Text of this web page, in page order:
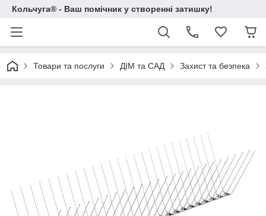
Кольчуга® - Ваш помічник у створенні затишку!
Товари та послуги ДІМ та САД Захист та безпека